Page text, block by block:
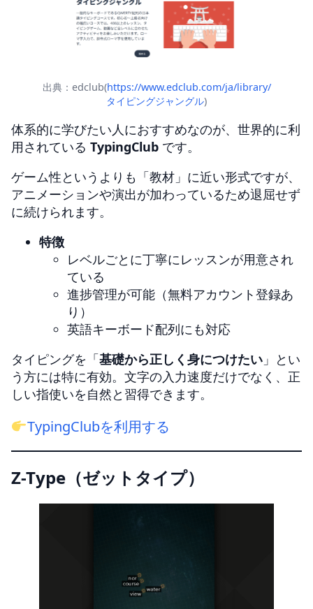
出典：edclub(https://www.edclub.com/ja/library/
タイピングジャングル)
体系的に学びたい人におすすめなのが、世界的に利
用されている TypingClub です。
ゲーム性というよりも「教材」に近い形式ですが、
アニメーションや演出が加わっているため退屈せず
に続けられます。
特徴
レベルごとに丁寧にレッスンが用意され
ている
進捗管理が可能（無料アカウント登録あ
り）
英語キーボード配列にも対応
タイピングを「基礎から正しく身につけたい 」とい
う方には特に有効。文字の入力速度だけでなく、正
しい指使いを自然と習得できます。
TypingClubを利用する
Z-Type（ゼットタイプ）